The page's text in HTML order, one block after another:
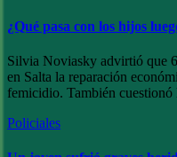
¿Qué pasa con los hijos
Silvia Noviasky advirtió que
en Salta la reparación
femicidio. También
Policiales